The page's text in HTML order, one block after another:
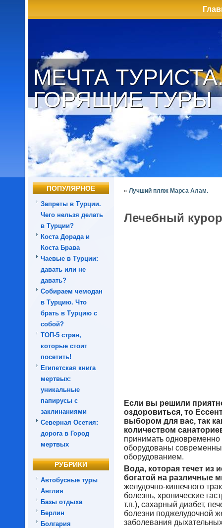
МЕЧТА
ГОРЯЩИЕ ТУРЫ
ПОПУЛЯРНОЕ
Запреты в Турции.
Чего нельзя делать
в Турции?
Коста Дорада и
Коста Брава
Чаевые в Турции:
давать или не
давать?
Собираем чемодан
в Турцию. Что
брать в Турцию с
собой?
ТОП-5 стран,
которые стоит
посетить!
Египетская книга
мертвых:
уникальные
папирусы с
заклинаниями
Северная Осетия:
дорога в Город
мертвых
РУБРИКИ
Автобусные туры
Англия
Базы отдыха
Берлин
Болгария
« Лучший пляж Марса Алам.
Лечебный
Если вы решили
оздоровиться, то
выбором для вас, так
количеством
принимать одновременно
оборудованы
оборудованием.
Вода, которая течет из
богатой на различные
желудочно-кишечного
болезнь, хронические
т.п.), сахарный диабет,
болезни поджелудочной
заболевания